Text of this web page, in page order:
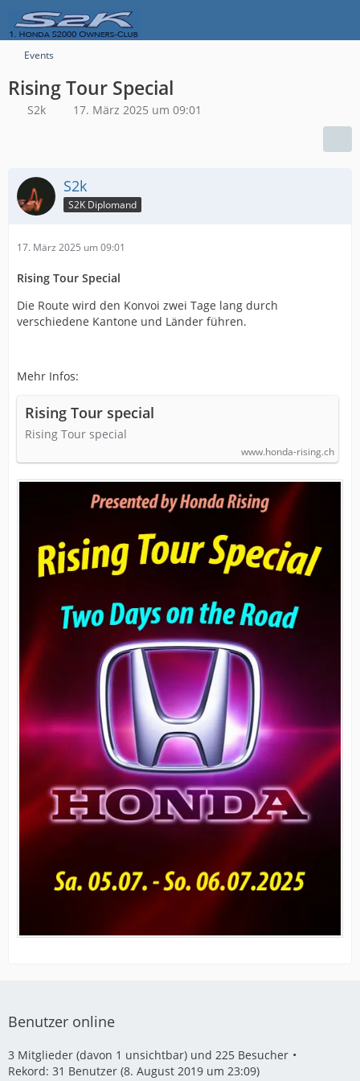
Events
Rising Tour Special
S2k 17. März 2025 um 09:01
S2k
S2K Diplomand
17. März 2025 um 09:01
Rising Tour Special
Die Route wird den Konvoi zwei Tage lang durch
verschiedene Kantone und Länder führen.
Mehr Infos:
Rising Tour special
Rising Tour special
www.honda-rising.ch
Benutzer online
3 Mitglieder (davon 1 unsichtbar) und 225 Besucher
Rekord: 31 Benutzer (8. August 2019 um 23:09)